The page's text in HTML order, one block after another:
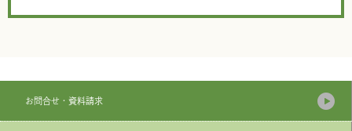
お問合せ・資料請求